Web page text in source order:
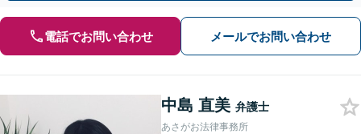
電話でお問い合わせ メールでお問い合わせ
中島 直美 弁護士
あさがお法律事務所